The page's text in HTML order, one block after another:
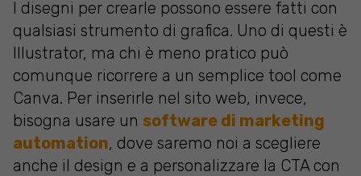
I disegni per crearle possono essere fatti con
qualsiasi strumento di grafica. Uno di questi è
Illustrator, ma chi è meno pratico può
comunque ricorrere a un semplice tool come
Canva. Per inserirle nel sito web, invece,
bisogna usare un software di marketing
automation, dove saremo noi a scegliere
anche il design e a personalizzare la CTA con